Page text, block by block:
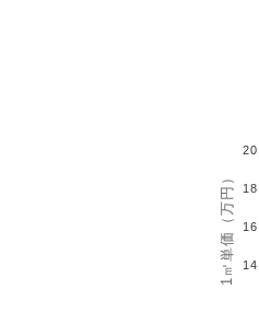
1㎡単価（万円） 14
16
18
20